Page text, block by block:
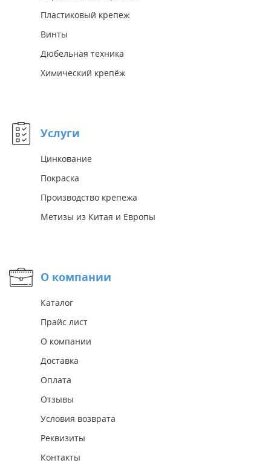
Пластиковый крепеж
Винты
Дюбельная техника
Химический крепёж
Услуги
Цинкование
Покраска
Производство крепежа
Метизы из Китая и Европы
О компании
Каталог
Прайс лист
О компании
Доставка
Оплата
Отзывы
Условия возврата
Реквизиты
Контакты